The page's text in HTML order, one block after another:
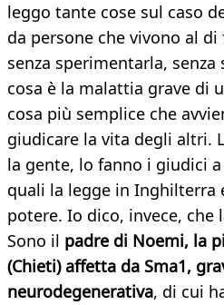
leggo tante cose sul caso
da persone che vivono al
senza sperimentarla, senza
cosa è la malattia grave di
cosa più semplice che
giudicare la vita degli altri.
la gente, lo fanno i giudici
quali la legge in Inghilterra
potere. Io dico, invece, che
Sono il padre di Noemi, la
(Chieti) affetta da Sma1,
neurodegenerativa, di cui